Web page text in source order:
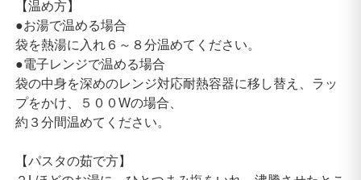
【温め方】
●お湯で温める場合
袋を熱湯に入れ６～８分温めてください。
●電子レンジで温める場合
袋の中身を深めのレンジ対応耐熱容器に移し替え、ラッ
プをかけ、５００Wの場合、
約３分間温めてください。
【パスタの茹で方】